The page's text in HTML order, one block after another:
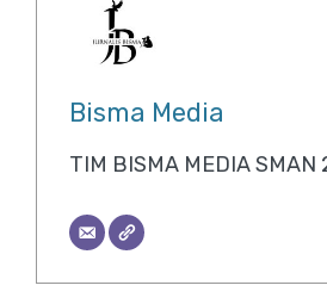
Bisma Media
TIM BISMA MEDIA SMAN